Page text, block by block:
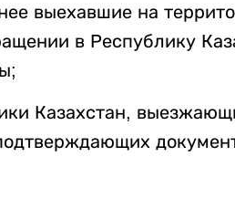
выехавшие на
в Республику
Казахстан,